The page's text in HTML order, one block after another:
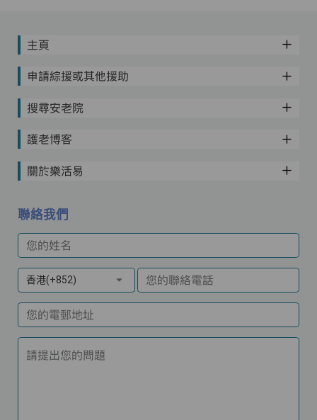
主頁
申請綜援或其他援助
搜尋安老院
護老博客
關於樂活易
聯絡我們
您的姓名
香港(+852) 您的聯絡電話
您的電郵地址
請提出您的問題